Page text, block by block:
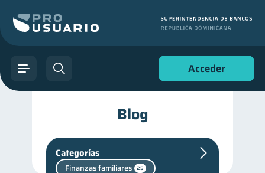
Acceder
Blog
Categorías
Finanzas familiares 25